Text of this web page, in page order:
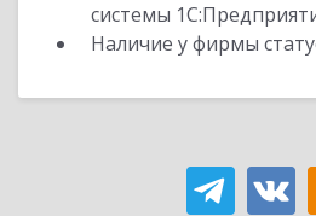
системы
Наличие у фирмы